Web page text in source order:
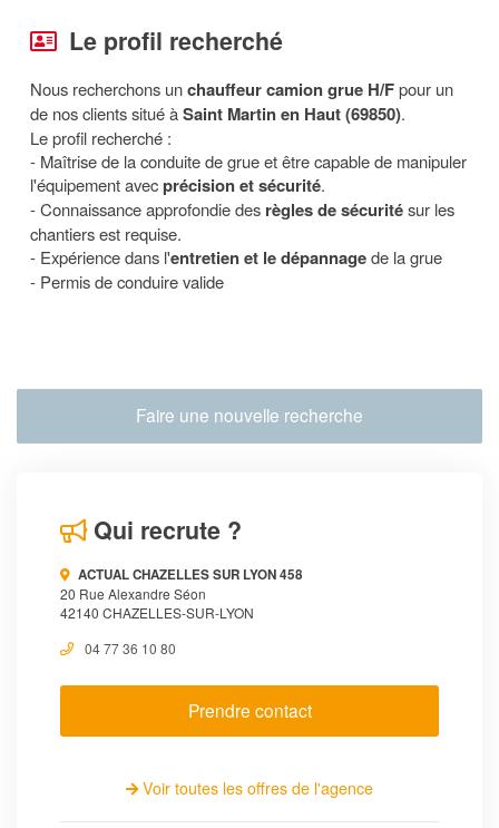
Le profil recherché
Nous recherchons unchauffeur camion grue H/Fpour un
de nos clients situé àSaint Martin en Haut (69850).
Le profil recherché :
- Maîtrisede la conduite de grue et être capable de manipuler
l'équipement avecprécision et sécurité.
- Connaissance approfondie des règles de sécuritésur les
chantiers est requise.
- Expérience dans l'entretien et le dépannagede la grue
- Permis de conduire valide
Faire une nouvelle recherche
Qui recrute ?
ACTUAL CHAZELLES SUR LYON 458
20 Rue Alexandre Séon
42140 CHAZELLES-SUR-LYON
04 77 36 10 80
Prendre contact
Voir toutes les offres de l'agence